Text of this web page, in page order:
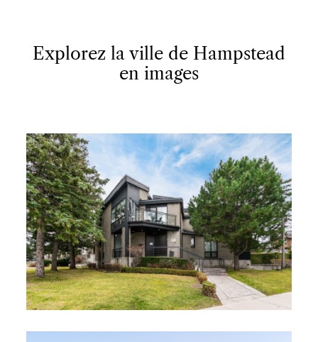
Explorez la ville de Hampstead
en images